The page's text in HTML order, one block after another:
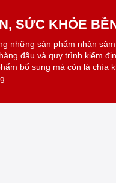
SỨC KHỎE
những sản phẩm nhân
đầu và quy trình kiểm
bổ sung mà còn là chìa